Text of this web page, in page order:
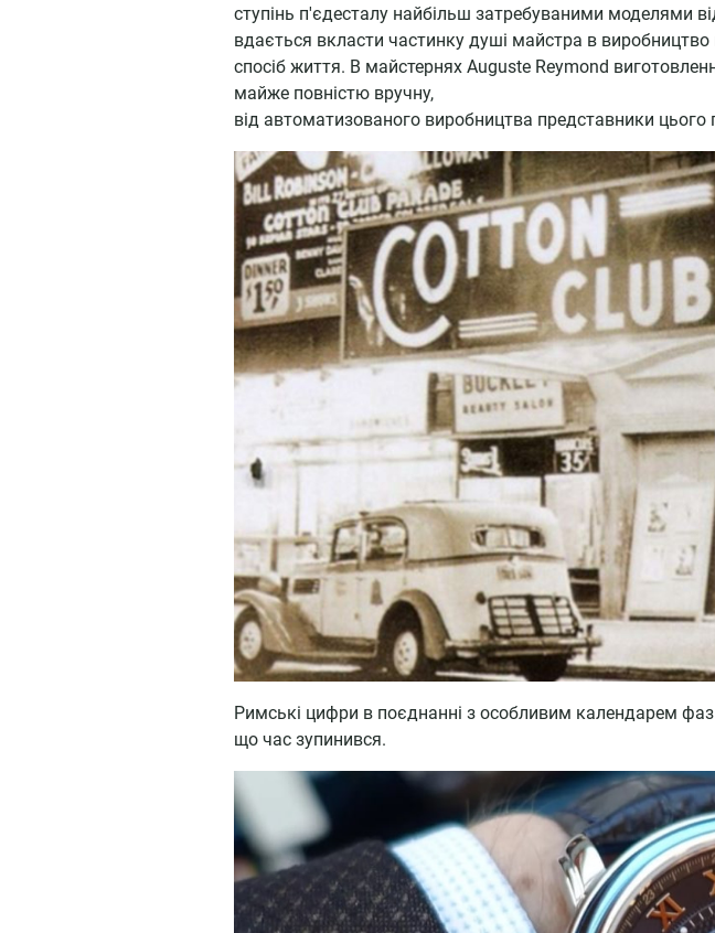
ступінь п'єдесталу найбільш затребуваними моделями
вдається вкласти частинку душі майстра в
спосіб життя. В майстернях Auguste Reymond
майже повністю вручну,
від автоматизованого виробництва представники
Римські цифри в поєднанні з особливим календарем
що час зупинився.